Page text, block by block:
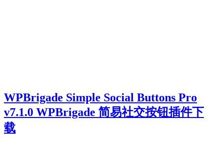
WPBrigade Simple Social Buttons Pro
v7.1.0 WPBrigade 简易社交按钮插件下
载